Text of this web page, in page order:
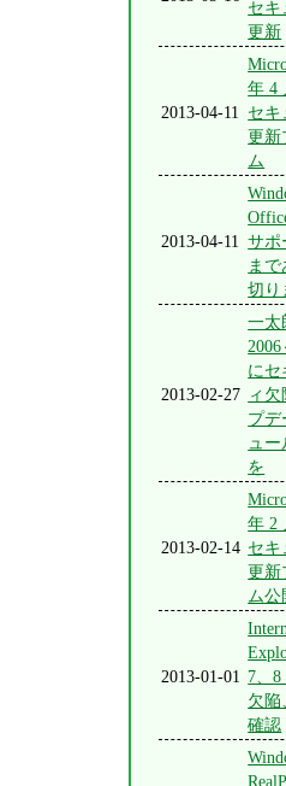
セキ
更新
2013-04-11
年 4
セキ
更新
ム
2013-04-11 サポ
まで
切り
2013-02-27
一太
にセ
ィ
プデ
ュー
を
2013-02-14
年 2
セキ
更新
ム公
2013-01-01 7、
欠陥
確認